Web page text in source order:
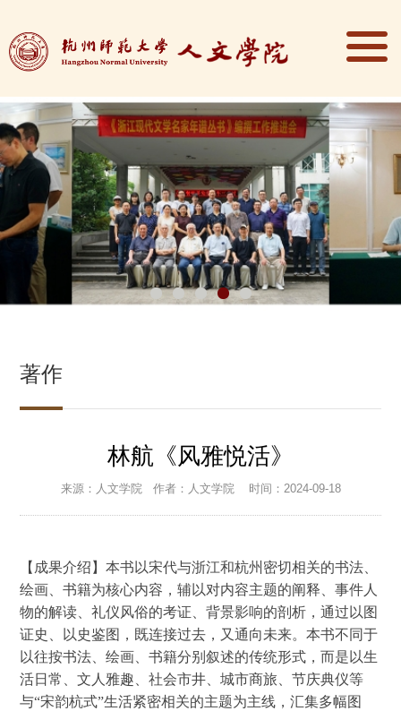
著作
林航《风雅悦活》
来源：人文学院 作者：人文学院 时间：2024-09-18
【成果介绍】本书以宋代与浙江和杭州密切相关的书法、
绘画、书籍为核心内容，辅以对内容主题的阐释、事件人
物的解读、礼仪风俗的考证、背景影响的剖析，通过以图
证史、以史鉴图，既连接过去，又通向未来。本书不同于
以往按书法、绘画、书籍分别叙述的传统形式，而是以生
活日常、文人雅趣、社会市井、城市商旅、节庆典仪等
与“宋韵杭式”生活紧密相关的主题为主线，汇集多幅图